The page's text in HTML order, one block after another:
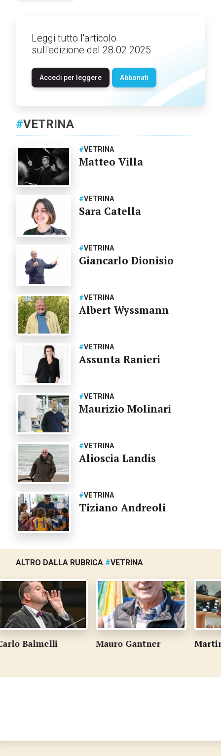
Leggi tutto l'articolo
sull'edizione del 28.02.2025
Accedi per leggere Abbonati
#VETRINA
#VETRINA
Matteo Villa
#VETRINA
Sara Catella
#VETRINA
Giancarlo Dionisio
#VETRINA
Albert Wyssmann
#VETRINA
Assunta Ranieri
#VETRINA
Maurizio Molinari
#VETRINA
Alioscia Landis
#VETRINA
Tiziano Andreoli
ALTRO DALLA RUBRICA #VETRINA
Mauro Gantner Martino
…